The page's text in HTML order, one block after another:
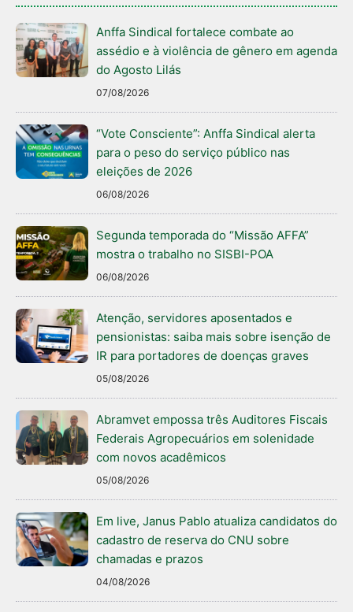
Anffa Sindical fortalece combate ao
assédio e à violência de gênero em agenda
do Agosto Lilás
07/08/2026
“Vote Consciente”: Anffa Sindical alerta
para o peso do serviço público nas
eleições de 2026
06/08/2026
Segunda temporada do “Missão AFFA”
mostra o trabalho no SISBI-POA
06/08/2026
Atenção, servidores aposentados e
pensionistas: saiba mais sobre isenção de
IR para portadores de doenças graves
05/08/2026
Abramvet empossa três Auditores Fiscais
Federais Agropecuários em solenidade
com novos acadêmicos
05/08/2026
Em live, Janus Pablo atualiza candidatos do
cadastro de reserva do CNU sobre
chamadas e prazos
04/08/2026